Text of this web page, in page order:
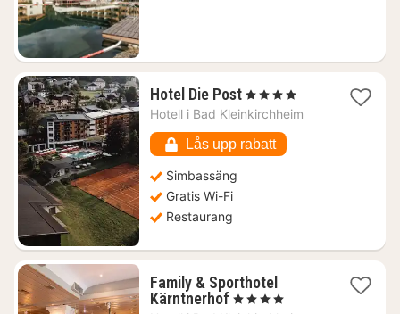
Hotel Die Post1
natt
3821
kr.
, 4 Stjärnor
Hotell i Bad Kleinkirchheim
Lås upp rabatt
Simbassäng
Gratis Wi-Fi
Restaurang
Family & Sporthotel
Kärntnerhof 1
, 4 Stjärnor